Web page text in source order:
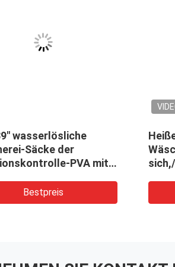
Rosas
Rote
Plastikwäscherei
sich für